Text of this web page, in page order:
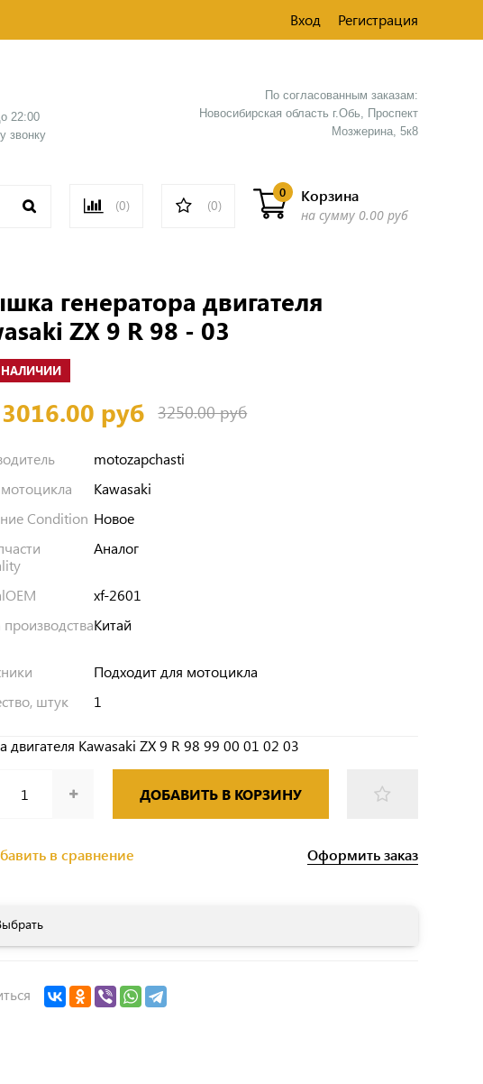
Вход Регистрация
22:00
звонку
По согласованным заказам:
Новосибирская область г.Обь, Проспект
Мозжерина, 5к8​
(0) (0)
Корзина
0
на сумму 0.00 руб
генератора двигателя
ZX 9 R 98 - 03
НАЛИЧИИ
3016.00 руб 3250.00 руб
motozapchasti
Kawasaki
Condition Новое
Аналог
xf-2601
Китай
Подходит для мотоцикла
штук
1
двигателя Kawasaki ZX 9 R 98 99 00 01 02 03
ДОБАВИТЬ В КОРЗИНУ
в сравнение Оформить заказ